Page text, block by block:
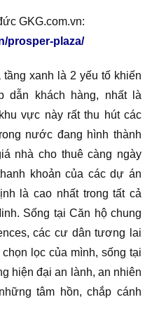
GKG.com.vn:
prosper-plaza/
xanh là 2 yếu tố khiến
dẫn khách hàng, nhất là
vực này rất thu hút các
nước đang hình thành
nhà cho thuê càng ngày
khoản của các dự án
là cao nhất trong tất cả
Sống tại Căn hộ chung
các cư dân tương lai
lọc của mình, sống tại
hiện đại an lành, an nhiên
tâm hồn, chắp cánh